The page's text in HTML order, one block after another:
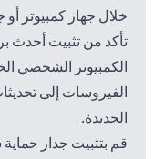
خلال جهاز كمبيوتر
تأكد من تثبيت أحدث
الكمبيوتر الشخصي
الفيروسات إلى
الجديدة.
قم بتثبيت جدار